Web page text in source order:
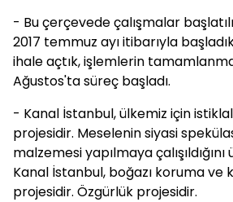
- Bu çerçevede çalışmalar
2017 temmuz ayı itibarıyla
ihale açtık, işlemlerin
Ağustos'ta süreç başladı.
- Kanal İstanbul, ülkemiz için
projesidir. Meselenin siyasi
malzemesi yapılmaya
Kanal İstanbul, boğazı koruma ve
projesidir. Özgürlük projesidir.